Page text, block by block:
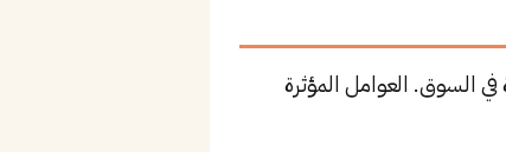
السوق. العوامل المؤثرة